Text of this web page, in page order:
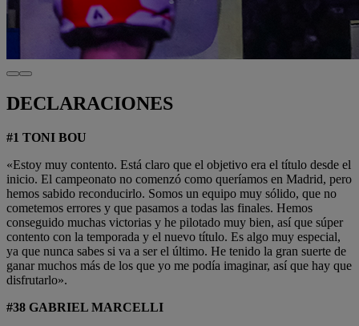
DECLARACIONES
#1 TONI BOU
«Estoy muy contento. Está claro que el objetivo era el título desde el
inicio. El campeonato no comenzó como queríamos en Madrid, pero
hemos sabido reconducirlo. Somos un equipo muy sólido, que no
cometemos errores y que pasamos a todas las finales. Hemos
conseguido muchas victorias y he pilotado muy bien, así que súper
contento con la temporada y el nuevo título. Es algo muy especial,
ya que nunca sabes si va a ser el último. He tenido la gran suerte de
ganar muchos más de los que yo me podía imaginar, así que hay que
disfrutarlo».
#38 GABRIEL MARCELLI